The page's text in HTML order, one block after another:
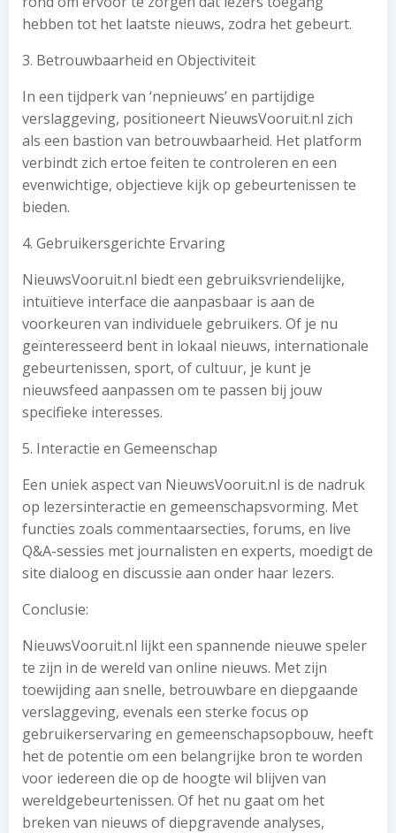
hebben tot het laatste nieuws, zodra het gebeurt.
3. Betrouwbaarheid en Objectiviteit
In een tijdperk van ‘nepnieuws’ en partijdige
verslaggeving, positioneert NieuwsVooruit.nl zich
als een bastion van betrouwbaarheid. Het platform
verbindt zich ertoe feiten te controleren en een
evenwichtige, objectieve kijk op gebeurtenissen te
bieden.
4. Gebruikersgerichte Ervaring
NieuwsVooruit.nl biedt een gebruiksvriendelijke,
intuïtieve interface die aanpasbaar is aan de
voorkeuren van individuele gebruikers. Of je nu
geïnteresseerd bent in lokaal nieuws, internationale
gebeurtenissen, sport, of cultuur, je kunt je
nieuwsfeed aanpassen om te passen bij jouw
specifieke interesses.
5. Interactie en Gemeenschap
Een uniek aspect van NieuwsVooruit.nl is de nadruk
op lezersinteractie en gemeenschapsvorming. Met
functies zoals commentaarsecties, forums, en live
Q&A-sessies met journalisten en experts, moedigt de
site dialoog en discussie aan onder haar lezers.
Conclusie:
NieuwsVooruit.nl lijkt een spannende nieuwe speler
te zijn in de wereld van online nieuws. Met zijn
toewijding aan snelle, betrouwbare en diepgaande
verslaggeving, evenals een sterke focus op
gebruikerservaring en gemeenschapsopbouw, heeft
het de potentie om een belangrijke bron te worden
voor iedereen die op de hoogte wil blijven van
wereldgebeurtenissen. Of het nu gaat om het
breken van nieuws of diepgravende analyses,